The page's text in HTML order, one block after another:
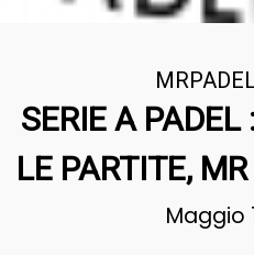
SERIE A PADEL
LE PARTITE,
Maggio